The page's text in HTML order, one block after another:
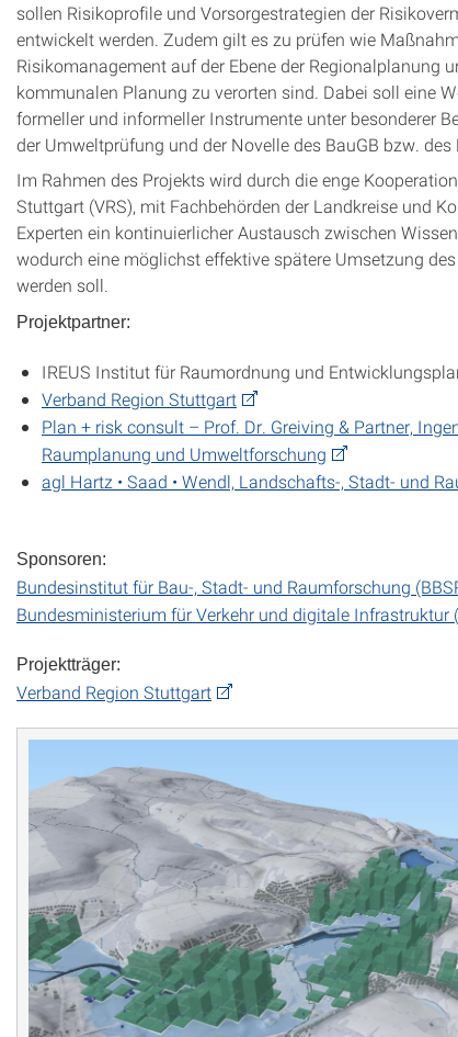
sollen Risikoprofile und Vorsorgestrategien der
entwickelt werden. Zudem gilt es zu prüfen wie
Risikomanagement auf der Ebene der Regionalplanung
kommunalen Planung zu verorten sind. Dabei soll eine
formeller und informeller Instrumente unter besonderer
der Umweltprüfung und der Novelle des BauGB bzw. des
Im Rahmen des Projekts wird durch die enge
Stuttgart (VRS), mit Fachbehörden der Landkreise und
Experten ein kontinuierlicher Austausch zwischen
wodurch eine möglichst effektive spätere Umsetzung
werden soll.
Projektpartner:
IREUS Institut für Raumordnung und
Verband Region Stuttgart
Plan + risk consult – Prof. Dr. Greiving & Partner,
Raumplanung und Umweltforschung
agl Hartz • Saad • Wendl, Landschafts-, Stadt- und
Sponsoren:
Bundesinstitut für Bau-, Stadt- und Raumforschung
Bundesministerium für Verkehr und digitale Infrastruktur
Projektträger:
Verband Region Stuttgart